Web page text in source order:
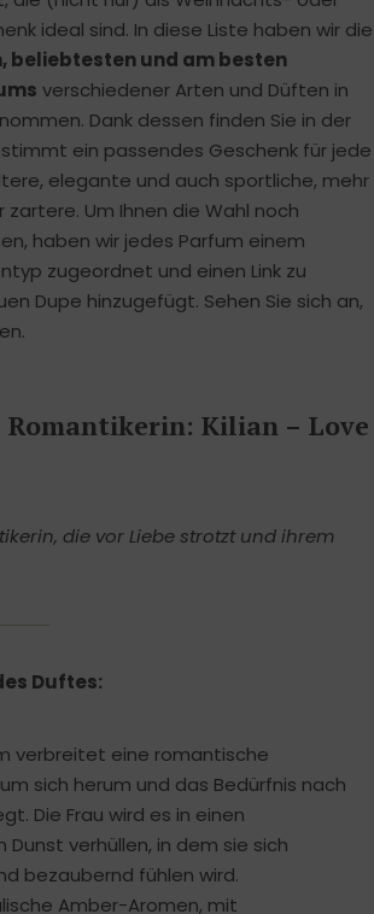
ideal sind. In diese Liste haben wir die
beliebtesten und am besten
verschiedener Arten und Düften in
Dank dessen finden Sie in der
ein passendes Geschenk für jede
elegante und auch sportliche, mehr
Um Ihnen die Wahl noch
haben wir jedes Parfum einem
zugeordnet und einen Link zu
Dupe hinzugefügt. Sehen Sie sich an,
Kilian – Love
die vor Liebe strotzt und ihrem
Duftes:
verbreitet eine romantische
sich herum und das Bedürfnis nach
Die Frau wird es in einen
Dunst verhüllen, in dem sie sich
bezaubernd fühlen wird.
Amber-Aromen, mit